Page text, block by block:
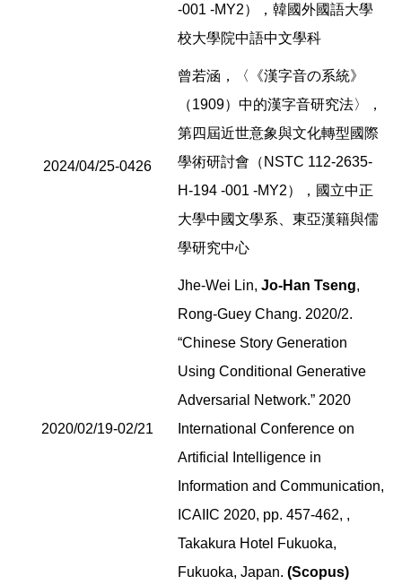
-001 -MY2），韓國外國語大學
校大學院中語中文學科
2024/04/25-0426
曾若涵，〈《漢字音の系統》
（1909）中的漢字音研究法〉，
第四屆近世意象與文化轉型國際
學術研討會（NSTC 112-2635-
H-194 -001 -MY2），國立中正
大學中國文學系、東亞漢籍與儒
學研究中心
2020/02/19-02/21
Jhe-Wei Lin, Jo-Han Tseng,
Rong-Guey Chang. 2020/2.
“Chinese Story Generation
Using Conditional Generative
Adversarial Network.” 2020
International Conference on
Artificial Intelligence in
Information and Communication,
ICAIIC 2020, pp. 457-462, ,
Takakura Hotel Fukuoka,
Fukuoka, Japan. (Scopus)